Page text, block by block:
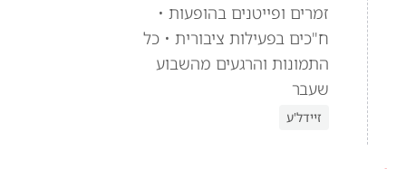
זמרים ופייטנים בהופעות •
ח"כים בפעילות ציבורית • כל
התמונות והרגעים מהשבוע
שעבר
זיידל'ע